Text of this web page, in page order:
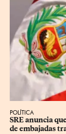
POLÍTICA
SRE anuncia
de embajadas